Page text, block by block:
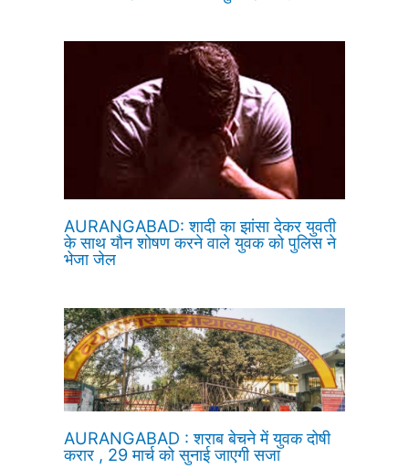
AURANGABAD: शादी का झांसा देकर युवती
के साथ यौन शोषण करने वाले युवक को पुलिस ने
भेजा जेल
AURANGABAD : शराब बेचने में युवक दोषी
करार , 29 मार्च को सुनाई जाएगी सजा